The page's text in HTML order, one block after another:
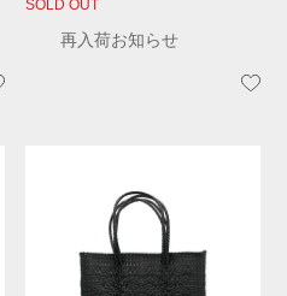
SOLD OUT
再入荷お知らせ